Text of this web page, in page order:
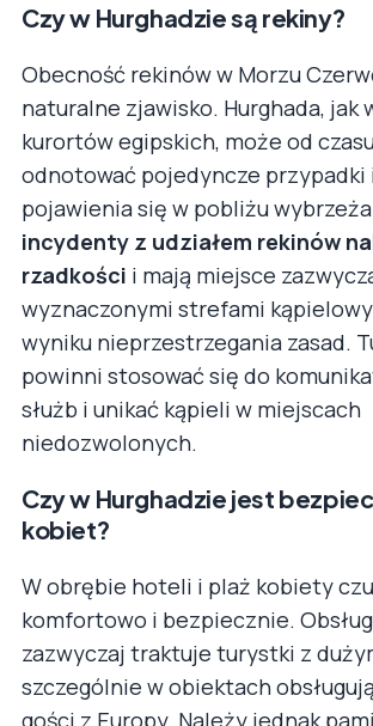
Czy w Hurghadzie są rekiny?
Obecność rekinów w Morzu
naturalne zjawisko. Hurghada, jak
kurortów egipskich, może od
odnotować pojedyncze przypadki
pojawienia się w pobliżu
incydenty z udziałem rekinów
rzadkości i mają miejsce
wyznaczonymi strefami
wyniku nieprzestrzegania zasad.
powinni stosować się do
służb i unikać kąpieli w miejscach
niedozwolonych.
Czy w Hurghadzie jest
kobiet?
W obrębie hoteli i plaż kobiety
komfortowo i bezpiecznie.
zazwyczaj traktuje turystki z
szczególnie w obiektach
gości z Europy. Należy jednak